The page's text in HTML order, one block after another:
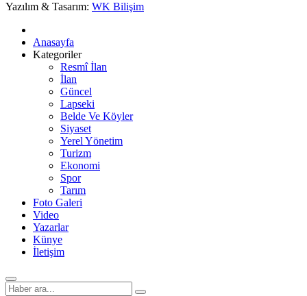
Yazılım & Tasarım: WK Bilişim
Anasayfa
Kategoriler
Resmî İlan
İlan
Güncel
Lapseki
Belde Ve Köyler
Siyaset
Yerel Yönetim
Turizm
Ekonomi
Spor
Tarım
Foto Galeri
Video
Yazarlar
Künye
İletişim